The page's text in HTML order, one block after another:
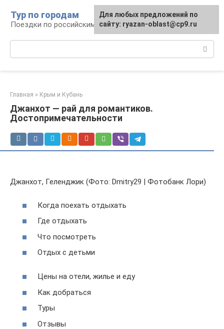
контенту
Тур по городам
Поездки по российским городам
Главная » Крым и Кубань
Джанхот — рай для романтиков.
Достопримечательности
Джанхот, Геленджик (Фото: Dmitry29 | Фотобанк Лори)
Когда поехать отдыхать
Где отдыхать
Что посмотреть
Отдых с детьми
Цены на отели, жилье и еду
Как добраться
Туры
Отзывы
Для любых предложений по
сайту: ryazan-oblast@cp9.ru